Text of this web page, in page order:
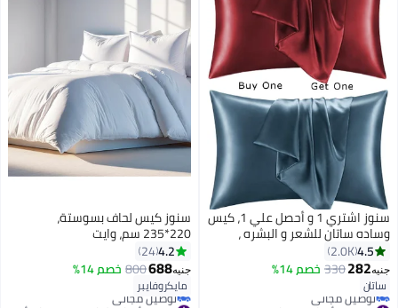
18
سنوز اشتري 1 و أحصل علي 1، كيس
وساده ساتان للشعر و البشره ،
48*70 سم، (تيل& دارك ريد)4.5
2.0K
جنيه282
330 خصم 14%
ساتان
7
سنوز كيس لحاف بسوستة،
220*235 سم، وايت
4.2
24
جنيه688
800 خصم 14%
مايكروفايبر